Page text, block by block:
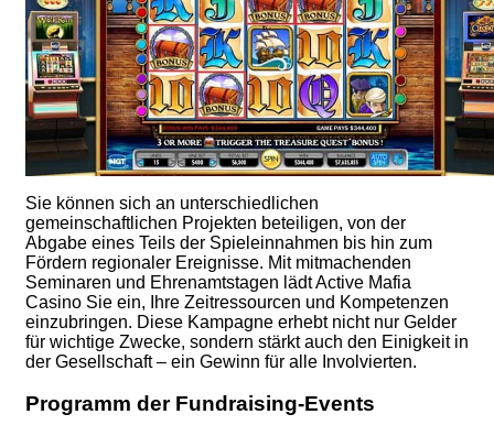
Sie können sich an unterschiedlichen
gemeinschaftlichen Projekten beteiligen, von der
Abgabe eines Teils der Spieleinnahmen bis hin zum
Fördern regionaler Ereignisse. Mit mitmachenden
Seminaren und Ehrenamtstagen lädt Active Mafia
Casino Sie ein, Ihre Zeitressourcen und Kompetenzen
einzubringen. Diese Kampagne erhebt nicht nur Gelder
für wichtige Zwecke, sondern stärkt auch den Einigkeit in
der Gesellschaft – ein Gewinn für alle Involvierten.
Programm der Fundraising-Events